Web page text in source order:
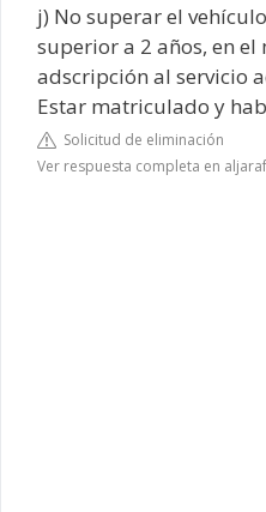
j) No superar el
superior a 2 años, en el
adscripción al servicio
Estar matriculado y
Solicitud de eliminación
Ver respuesta completa en